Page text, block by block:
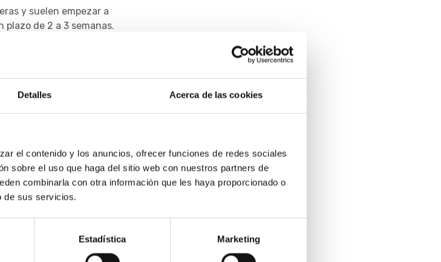
Detalles Acerca de las cookies
el contenido y los anuncios, ofrecer funciones de redes sociales
sobre el uso que haga del sitio web con nuestros partners de
combinarla con otra información que les haya proporcionado o
de sus servicios.
Estadística Marketing
y suelen empezar a
de 2 a 3 semanas.
exposición solar,
como la
en la zona de los labios y
popularmente como
suele hacer referencia a
en otras partes de la